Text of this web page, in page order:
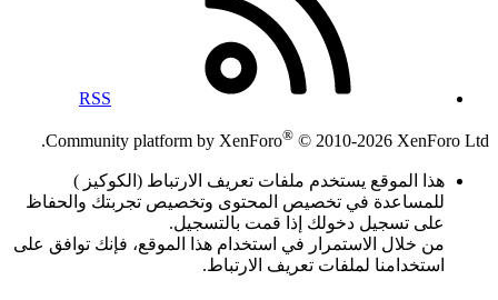
RSS
Community platform by XenForo® © 2010-2026 XenForo Ltd.
هذا الموقع يستخدم ملفات تعريف الارتباط (الكوكيز )
للمساعدة في تخصيص المحتوى وتخصيص تجربتك والحفاظ
على تسجيل دخولك إذا قمت بالتسجيل.
من خلال الاستمرار في استخدام هذا الموقع، فإنك توافق على
استخدامنا لملفات تعريف الارتباط.